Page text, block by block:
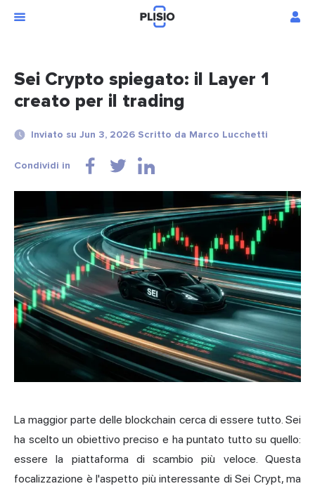
Sei Crypto spiegato: il Layer 1
creato per il trading
Inviato su Jun 3, 2026 Scritto da Marco Lucchetti
Condividi in
La maggior parte delle blockchain cerca di essere tutto. Sei
ha scelto un obiettivo preciso e ha puntato tutto su quello:
essere la piattaforma di scambio più veloce. Questa
focalizzazione è l'aspetto più interessante di Sei Crypt, ma